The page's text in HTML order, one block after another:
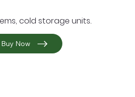
cold storage units.
Buy Now